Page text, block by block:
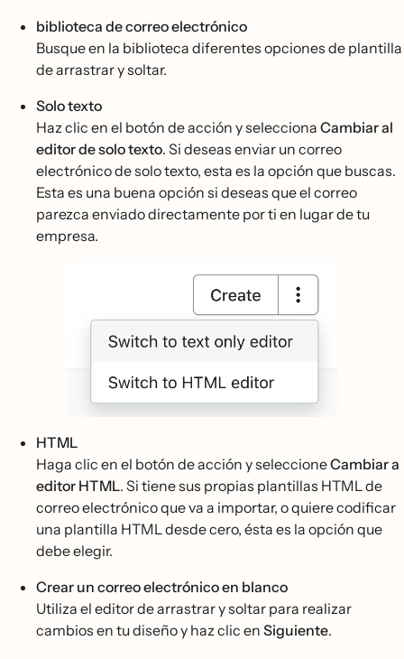
biblioteca de correo electrónico
Busque en la biblioteca diferentes opciones de plantilla
de arrastrar y soltar.
Solo texto
Haz clic en el botón de acción y selecciona Cambiar al
editor de solo texto. Si deseas enviar un correo
electrónico de solo texto, esta es la opción que buscas.
Esta es una buena opción si deseas que el correo
parezca enviado directamente por ti en lugar de tu
empresa.
HTML
Haga clic en el botón de acción y seleccioneCambiar a
editor HTML. Si tiene sus propias plantillas HTML de
correo electrónico que va a importar, o quiere codificar
una plantilla HTML desde cero, ésta es la opción que
debe elegir.
Crear un correo electrónico en blanco
Utiliza el editor de arrastrar y soltar para realizar
cambios en tu diseño y haz clic en Siguiente.